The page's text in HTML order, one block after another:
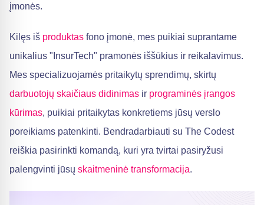
įmonės.
Kilęs iš produktas fono įmonė, mes puikiai suprantame
unikalius "InsurTech" pramonės iššūkius ir reikalavimus.
Mes specializuojamės pritaikytų sprendimų, skirtų
darbuotojų skaičiaus didinimas ir programinės įrangos
kūrimas, puikiai pritaikytas konkretiems jūsų verslo
poreikiams patenkinti. Bendradarbiauti su The Codest
reiškia pasirinkti komandą, kuri yra tvirtai pasiryžusi
palengvinti jūsų skaitmeninė transformacija.